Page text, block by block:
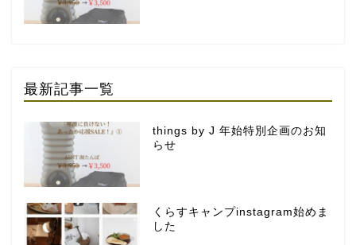
最新記事一覧
things by J 年始特別企画のお知
らせ
くらすキャンプinstagram始めま
した